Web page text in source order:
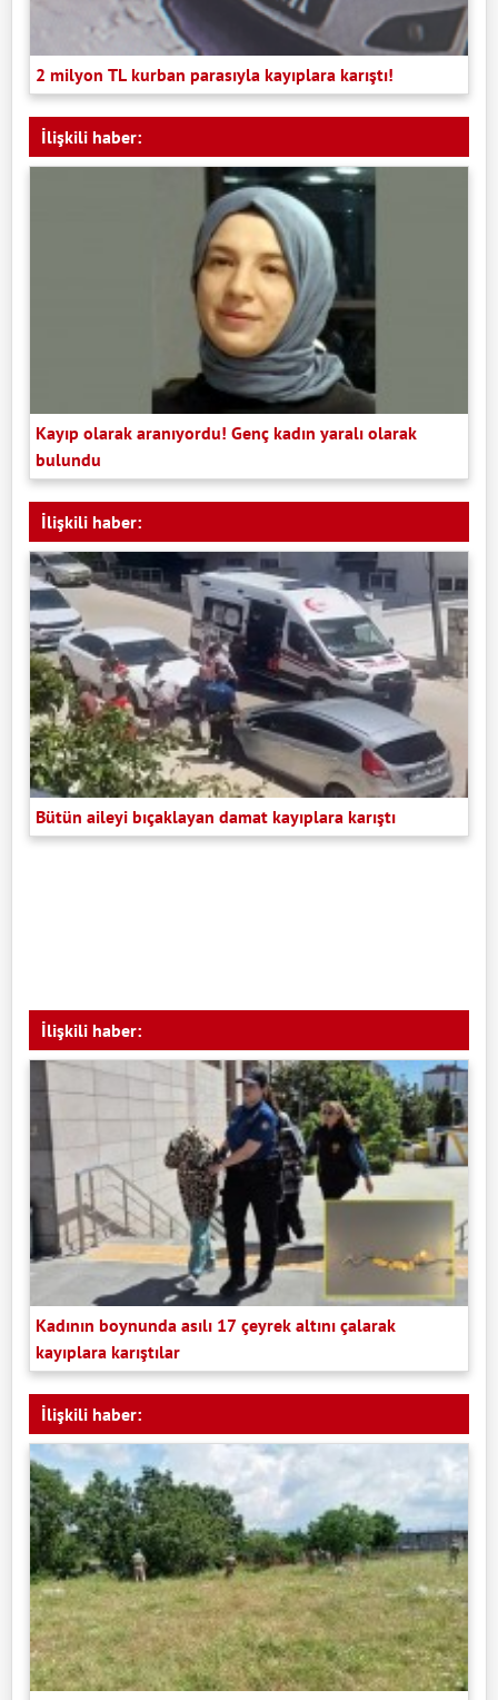
2 milyon TL kurban parasıyla kayıplara karıştı!
İlişkili haber:
Kayıp olarak aranıyordu! Genç kadın yaralı olarak
bulundu
İlişkili haber:
Bütün aileyi bıçaklayan damat kayıplara karıştı
İlişkili haber:
Kadının boynunda asılı 17 çeyrek altını çalarak
kayıplara karıştılar
İlişkili haber: